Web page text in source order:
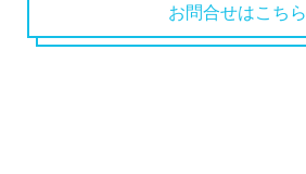
お問合せはこちら